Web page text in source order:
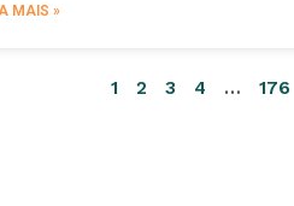
MAIS »
1 2 3 4 … 176